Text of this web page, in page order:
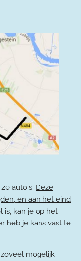
auto's. Deze
en aan het eind
is, kan je op het
heb je kans vast te
mogelijk